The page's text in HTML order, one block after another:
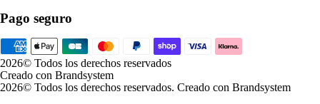
Pago seguro
2026© Todos los derechos reservados
Creado con Brandsystem
2026© Todos los derechos reservados. Creado con Brandsystem